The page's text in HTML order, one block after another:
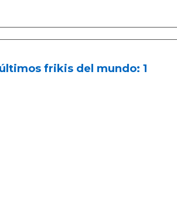
frikis del mundo: 1